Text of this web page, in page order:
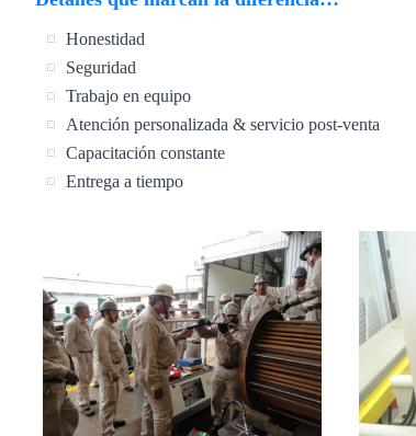
Honestidad
Seguridad
Trabajo en equipo
Atención personalizada & servicio post-venta
Capacitación constante
Entrega a tiempo